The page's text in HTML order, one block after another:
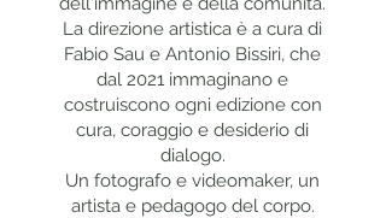
La direzione artistica è a cura di
Fabio Sau e Antonio Bissiri, che
dal 2021 immaginano e
costruiscono ogni edizione con
cura, coraggio e desiderio di
dialogo.
Un fotografo e videomaker, un
artista e pedagogo del corpo.